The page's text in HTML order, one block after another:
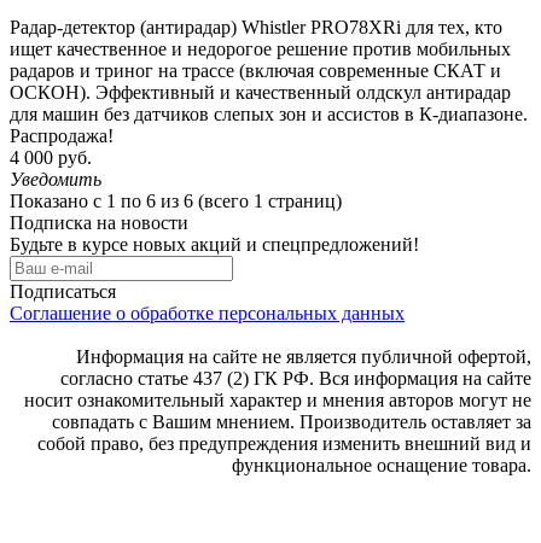
Радар-детектор (антирадар) Whistler PRO78XRi для тех, кто
ищет качественное и недорогое решение против мобильных
радаров и триног на трассе (включая современные СКАТ и
ОСКОН). Эффективный и качественный олдскул антирадар
для машин без датчиков слепых зон и ассистов в К-диапазоне.
Распродажа!
4 000 руб.
Уведомить
Показано с 1 по 6 из 6 (всего 1 страниц)
Подписка на новости
Будьте в курсе новых акций и спецпредложений!
Подписаться
Соглашение о обработке персональных данных
Информация на сайте не является публичной офертой,
согласно статье 437 (2) ГК РФ. Вся информация на сайте
носит ознакомительный характер и мнения авторов могут не
совпадать с Вашим мнением. Производитель оставляет за
собой право, без предупреждения изменить внешний вид и
функциональное оснащение товара.